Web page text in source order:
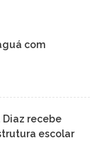
com
Diaz recebe
escolar